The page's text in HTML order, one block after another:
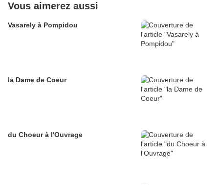
Vous aimerez aussi
Vasarely à Pompidou
la Dame de Coeur
du Choeur à l'Ouvrage